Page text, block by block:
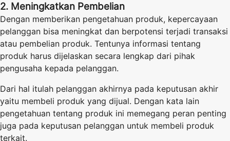
2. Meningkatkan Pembelian
Dengan memberikan pengetahuan produk, kepercayaan
pelanggan bisa meningkat dan berpotensi terjadi transaksi
atau pembelian produk. Tentunya informasi tentang
produk harus dijelaskan secara lengkap dari pihak
pengusaha kepada pelanggan.
Dari hal itulah pelanggan akhirnya pada keputusan akhir
yaitu membeli produk yang dijual. Dengan kata lain
pengetahuan tentang produk ini memegang peran penting
juga pada keputusan pelanggan untuk membeli produk
terkait.